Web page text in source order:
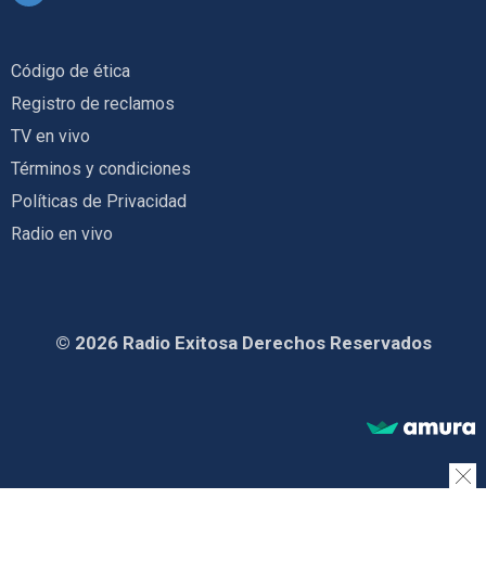
Código de ética
Registro de reclamos
TV en vivo
Términos y condiciones
Políticas de Privacidad
Radio en vivo
© 2026 Radio Exitosa Derechos Reservados